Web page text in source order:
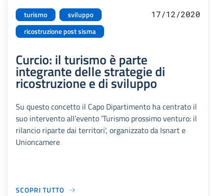
turismo
sviluppo
ricostruzione post sisma
17/12/2020
Curcio: il turismo è parte
integrante delle strategie di
ricostruzione e di sviluppo
Su questo concetto il Capo Dipartimento ha centrato il
suo intervento all’evento 'Turismo prossimo venturo: il
rilancio riparte dai territori', organizzato da Isnart e
Unioncamere
SCOPRI TUTTO